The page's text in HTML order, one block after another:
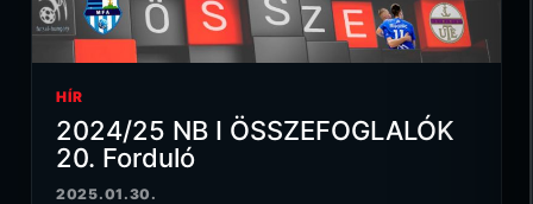
HÍR
2024/25 NB I ÖSSZEFOGLALÓK
20. Forduló
2025.01.30.